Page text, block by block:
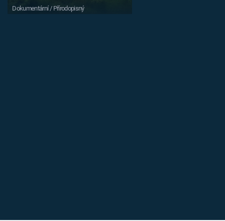
Dokumentární / Přírodopisný